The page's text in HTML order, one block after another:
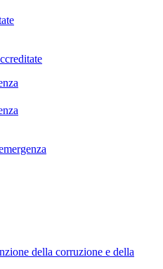
della corruzione e della